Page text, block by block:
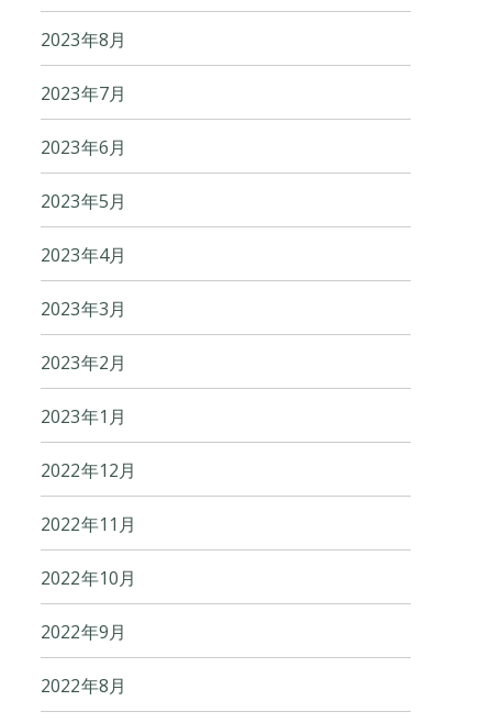
2023年8月
2023年7月
2023年6月
2023年5月
2023年4月
2023年3月
2023年2月
2023年1月
2022年12月
2022年11月
2022年10月
2022年9月
2022年8月